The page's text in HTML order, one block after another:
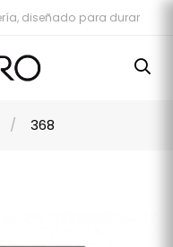
diseñado para durar
368